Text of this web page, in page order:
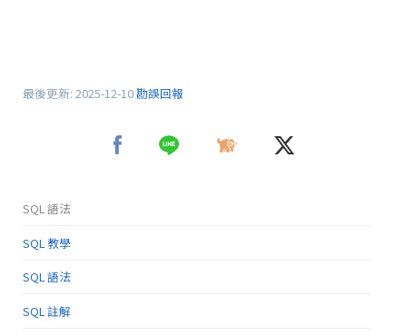
最後更新: 2025-12-10勘誤回報
SQL 語法
SQL 教學
SQL 語法
SQL 註解